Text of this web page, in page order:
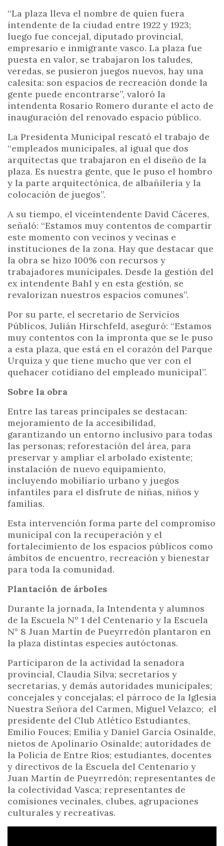
“La plaza lleva el nombre de quien fuera
intendente de la ciudad entre 1922 y 1923;
luego fue concejal, diputado provincial,
empresario e inmigrante vasco. La plaza fue
puesta en valor, se trabajaron los taludes,
veredas, se pusieron juegos nuevos, hay una
calesita: son espacios de recreación donde la
gente puede encontrarse”, valoró la
intendenta Rosario Romero durante el acto de
inauguración del renovado espacio público.
La Presidenta Municipal rescató el trabajo de
“empleados municipales, al igual que dos
arquitectas que trabajaron en el diseño de la
plaza. Es nuestra gente, que le puso el hombro
y la parte arquitectónica, de albañilería y la
colocación de juegos”.
A su tiempo, el viceintendente David Cáceres,
señaló: “Estamos muy contentos de compartir
este momento con vecinos y vecinas e
instituciones de la zona. Hay que destacar que
la obra se hizo 100% con recursos y
trabajadores municipales. Desde la gestión del
ex intendente Bahl y en esta gestión, se
revalorizan nuestros espacios comunes”.
Por su parte, el secretario de Servicios
Públicos, Julián Hirschfeld, aseguró: “Estamos
muy contentos con la impronta que se le puso
a esta plaza, que está en el corazón del Parque
Urquiza y que tiene mucho que ver con el
quehacer cotidiano del empleado municipal”.
Sobre la obra
Entre las tareas principales se destacan:
mejoramiento de la accesibilidad,
garantizando un entorno inclusivo para todas
las personas; reforestación del área, para
preservar y ampliar el arbolado existente;
instalación de nuevo equipamiento,
incluyendo mobiliario urbano y juegos
infantiles para el disfrute de niñas, niños y
familias.
Esta intervención forma parte del compromiso
municipal con la recuperación y el
fortalecimiento de los espacios públicos como
ámbitos de encuentro, recreación y bienestar
para toda la comunidad.
Plantación de árboles
Durante la jornada, la Intendenta y alumnos
de la Escuela Nº 1 del Centenario y la Escuela
N° 8 Juan Martín de Pueyrredón plantaron en
la plaza distintas especies autóctonas.
Participaron de la actividad la senadora
provincial, Claudia Silva; secretarios y
secretarias, y demás autoridades municipales;
concejales y concejalas; el párroco de la Iglesia
Nuestra Señora del Carmen, Miguel Velazco; el
presidente del Club Atlético Estudiantes,
Emilio Fouces; Emilia y Daniel García Osinalde,
nietos de Apolinario Osinalde; autoridades de
la Policía de Entre Ríos; estudiantes, docentes
y directivos de la Escuela del Centenario y
Juan Martín de Pueyrredón; representantes de
la colectividad Vasca; representantes de
comisiones vecinales, clubes, agrupaciones
culturales y recreativas.